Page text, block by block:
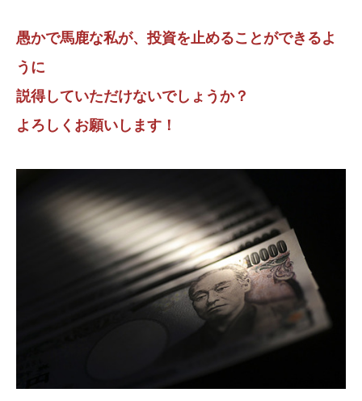
愚かで馬鹿な私が、投資を止めることができるよ
うに
説得していただけないでしょうか？
よろしくお願いします！